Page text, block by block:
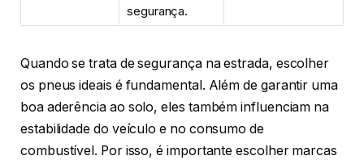
segurança.
Quando se trata de segurança na estrada, escolher
os pneus ideais é fundamental. Além de garantir uma
boa aderência ao solo, eles também influenciam na
estabilidade do veículo e no consumo de
combustível. Por isso, é importante escolher marcas